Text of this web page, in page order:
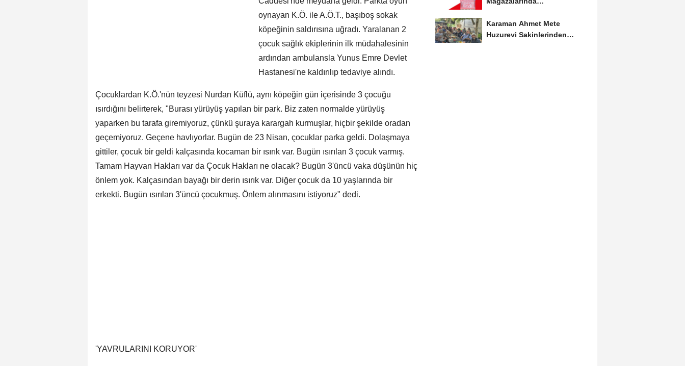
oynayan K.Ö. ile A.Ö.T., başıboş sokak
köpeğinin saldırısına uğradı. Yaralanan 2
çocuk sağlık ekiplerinin ilk müdahalesinin
ardından ambulansla Yunus Emre Devlet
Hastanesi'ne kaldırılıp tedaviye alındı.
Çocuklardan K.Ö.'nün teyzesi Nurdan Küflü, aynı köpeğin gün içerisinde 3 çocuğu
ısırdığını belirterek, "Burası yürüyüş yapılan bir park. Biz zaten normalde yürüyüş
yaparken bu tarafa giremiyoruz, çünkü şuraya karargah kurmuşlar, hiçbir şekilde oradan
geçemiyoruz. Geçene havlıyorlar. Bugün de 23 Nisan, çocuklar parka geldi. Dolaşmaya
gittiler, çocuk bir geldi kalçasında kocaman bir ısırık var. Bugün ısırılan 3 çocuk varmış.
Tamam Hayvan Hakları var da Çocuk Hakları ne olacak? Bugün 3'üncü vaka düşünün hiç
önlem yok. Kalçasından bayağı bir derin ısırık var. Diğer çocuk da 10 yaşlarında bir
erkekti. Bugün ısırılan 3'üncü çocukmuş. Önlem alınmasını istiyoruz" dedi.
'YAVRULARINI KORUYOR'
Karaman Ahmet Mete
Huzurevi Sakinlerinden